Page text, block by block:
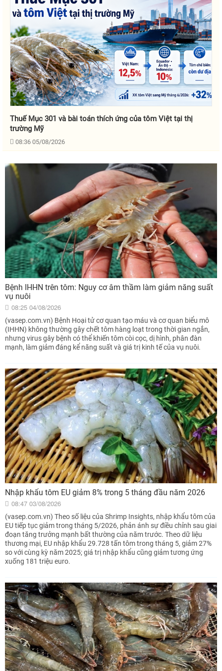
Thuế Mục 301 và bài toán thích ứng của tôm Việt tại thị
trường Mỹ
08:36 05/08/2026
Bệnh IHHN trên tôm: Nguy cơ âm thầm làm giảm năng suất
vụ nuôi
08:25 04/08/2026
(vasep.com.vn) Bệnh Hoại tử cơ quan tạo máu và cơ quan biểu mô
(IHHN) không thường gây chết tôm hàng loạt trong thời gian ngắn,
nhưng virus gây bệnh có thể khiến tôm còi cọc, dị hình, phân đàn
mạnh, làm giảm đáng kể năng suất và giá trị kinh tế của vụ nuôi.
Nhập khẩu tôm EU giảm 8% trong 5 tháng đầu năm 2026
08:47 03/08/2026
(vasep.com.vn) Theo số liệu của Shrimp Insights, nhập khẩu tôm của
EU tiếp tục giảm trong tháng 5/2026, phản ánh sự điều chỉnh sau giai
đoạn tăng trưởng mạnh bất thường của năm trước. Theo dữ liệu
thương mại, EU nhập khẩu 29.728 tấn tôm trong tháng 5, giảm 27%
so với cùng kỳ năm 2025; giá trị nhập khẩu cũng giảm tương ứng
xuống 181 triệu euro.